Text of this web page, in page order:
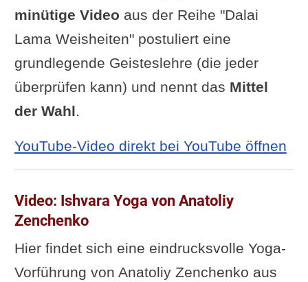
minütige Video aus der Reihe "Dalai
Lama Weisheiten" postuliert eine
grundlegende Geisteslehre (die jeder
überprüfen kann) und nennt das Mittel
der Wahl.
YouTube-Video direkt bei YouTube öffnen
Video: Ishvara Yoga von Anatoliy
Zenchenko
Hier findet sich eine eindrucksvolle Yoga-
Vorführung von Anatoliy Zenchenko aus